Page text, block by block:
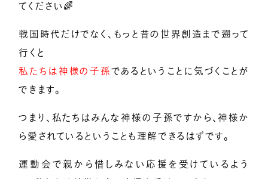
てください🌈
戦国時代だけでなく、もっと昔の世界創造まで遡って
行くと
私たちは神様の子孫であるということに気づくことが
できます。
つまり、私たちはみんな神様の子孫ですから、神様か
ら愛されているということも理解できるはずです。
運動会で親から惜しみない応援を受けているよう